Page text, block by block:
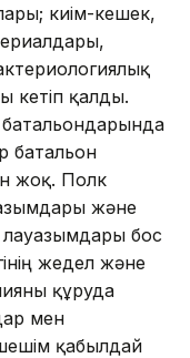
киім-кешек,
кетіп қалды.
батальон
жоқ. Полк
және
лауазымдары бос
жедел және
құруда
мен
қабылдай